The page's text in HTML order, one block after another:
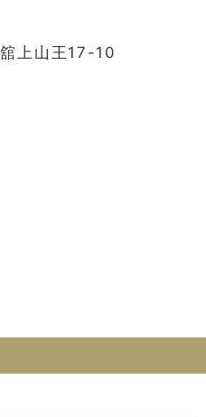
上山王17-10